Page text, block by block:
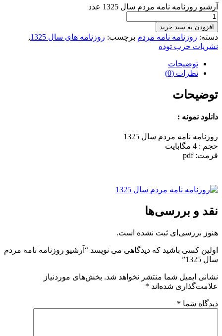
آرشیو روزنامه نامه مردم سال 1325 عدد
افزودن به سبد خرید
دسته: روزنامه نامه مردم برچسب: روزنامه های سال 1325
,
نشریات حزب توده
توضیحات
نظرات (0)
توضیحات
دانلود نمونه :
روزنامه نامه مردم سال 1325
حجم : 4 مگابایت
فرمت: pdf
نقد و بررسی‌ها
هنوز بررسی‌ای ثبت نشده است.
اولین کسی باشید که دیدگاهی می نویسد “آرشیو روزنامه نامه مردم
سال 1325”
نشانی ایمیل شما منتشر نخواهد شد. بخش‌های موردنیاز
علامت‌گذاری شده‌اند *
دیدگاه شما *